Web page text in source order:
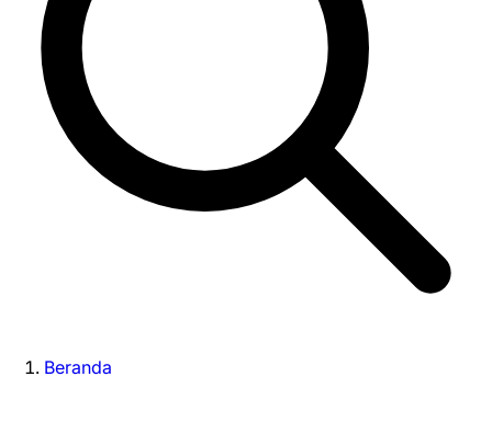
Beranda